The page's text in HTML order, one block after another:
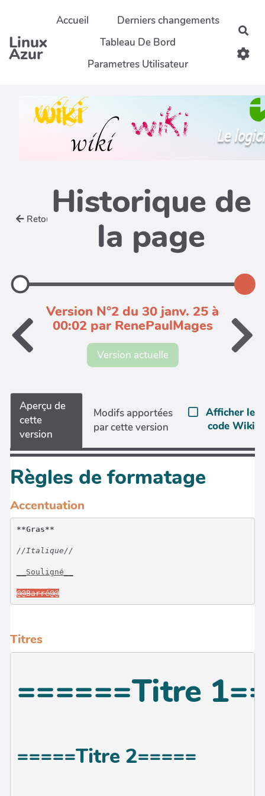
Aller au contenu principal
Linux
Azur
Accueil
Derniers changements
Tableau De Bord
Parametres Utilisateur
Retour Historique de
la page
Version N°2 du 30 janv. 25 à
00:02 par RenePaulMages
Version actuelle
Aperçu de
cette
version
Modifs apportées
par cette version
Afficher le
code Wiki